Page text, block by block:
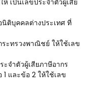
ติบุคคลต่างประเทศ ที่
ะทรวงพาณิชย์ ให้ใช้เลข
จำตัวผู้เสียภาษีอากร
และข้อ 2 ให้ใช้เลข